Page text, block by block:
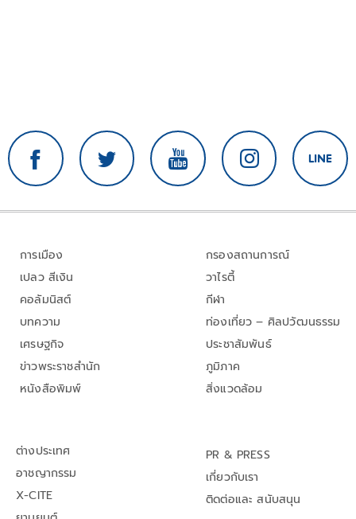
การเมือง
เปลว สีเงิน
คอลัมนิสต์
บทความ
เศรษฐกิจ
ข่าวพระราชสำนัก
หนังสือพิมพ์
กรองสถานการณ์
วาไรตี้
กีฬา
ท่องเที่ยว – ศิลปวัฒนธรรม
ประชาสัมพันธ์
ภูมิภาค
สิ่งแวดล้อม
ต่างประเทศ
อาชญากรรม
X-CITE
PR & PRESS
เกี่ยวกับเรา
ติดต่อและ สนับสนุน